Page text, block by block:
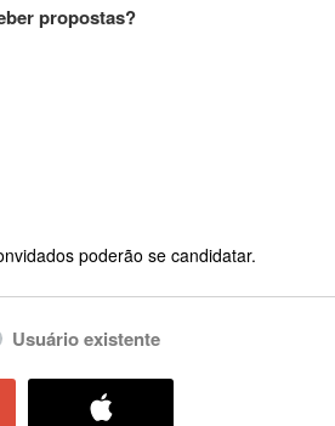
propostas?
poderão se candidatar.
Usuário existente